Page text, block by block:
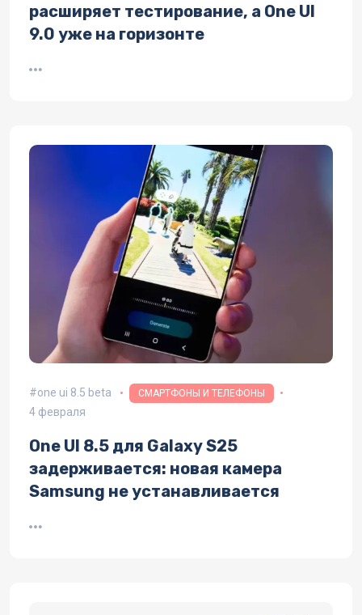
расширяет тестирование, а One UI
9.0 уже на горизонте
one ui 8.5 beta СМАРТФОНЫ И ТЕЛЕФОНЫ
4 февраля
One UI 8.5 для Galaxy S25
задерживается: новая камера
Samsung не устанавливается